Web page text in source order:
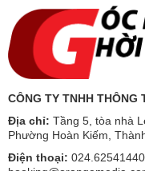
CÔNG TY TNHH THÔNG
Địa chỉ: Tầng 5, tòa nhà
Phường Hoàn Kiếm,
Điện thoại: